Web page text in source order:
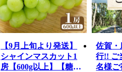
【9月上旬より発送】
シャインマスカット1
房【600g以上】【糖度
佐賀・
行!! ご
名様ご